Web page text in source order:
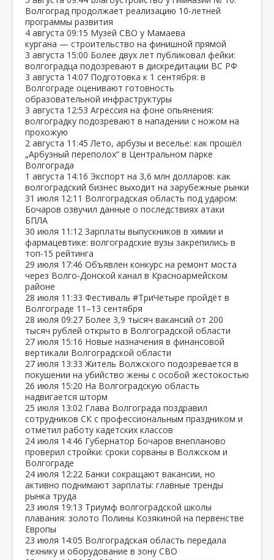
Волгоград продолжает реализацию 10‑летней
программы развития
4 августа 09:15 Музей СВО у Мамаева
кургана — строительство на финишной прямой
3 августа 15:00 Более двух лет публиковал фейки:
волгоградца подозревают в дискредитации ВС РФ
3 августа 14:07 Подготовка к 1 сентября: в
Волгограде оценивают готовность
образовательной инфраструктуры
3 августа 12:53 Агрессия на фоне опьянения:
волгоградку подозревают в нападении с ножом на
прохожую
2 августа 11:45 Лето, арбузы и веселье: как прошёл
„Арбузный переполох“ в Центральном парке
Волгограда
1 августа 14:16 Экспорт на 3,6 млн долларов: как
волгоградский бизнес выходит на зарубежные рынки
31 июля 12:11 Волгоградская область под ударом:
Бочаров озвучил данные о последствиях атаки
БПЛА
30 июля 11:12 Зарплаты выпускников в химии и
фармацевтике: волгоградские вузы закрепились в
топ‑15 рейтинга
29 июля 17:46 Объявлен конкурс на ремонт моста
через Волго‑Донской канал в Красноармейском
районе
28 июля 11:33 Фестиваль #ТриЧетыре пройдёт в
Волгограде 11–13 сентября
28 июля 09:27 Более 3,9 тысяч вакансий от 200
тысяч рублей открыто в Волгоградской области
27 июля 15:16 Новые назначения в финансовой
вертикали Волгоградской области
27 июля 13:33 Житель Волжского подозревается в
покушении на убийство жены с особой жестокостью
26 июля 15:20 На Волгоградскую область
надвигается шторм
25 июля 13:02 Глава Волгограда поздравил
сотрудников СК с профессиональным праздником и
отметил работу кадетских классов
24 июля 14:46 Губернатор Бочаров внепланово
проверил стройки: сроки сорваны в Волжском и
Волгограде
24 июля 12:22 Банки сокращают вакансии, но
активно поднимают зарплаты: главные тренды
рынка труда
23 июля 19:13 Триумф волгоградской школы
плавания: золото Полины Козякиной на первенстве
Европы
23 июля 14:05 Волгоградская область передала
технику и оборудование в зону СВО